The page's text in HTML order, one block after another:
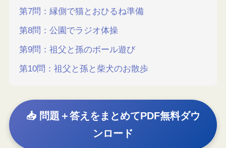
第7問：縁側で猫とおひるね準備
第8問：公園でラジオ体操
第9問：祖父と孫のボール遊び
第10問：祖父と孫と柴犬のお散歩
📥 問題＋答えをまとめてPDF無料ダウ
ンロード